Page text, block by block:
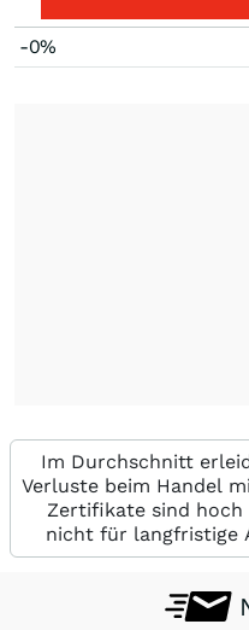
-0%
Im Durchschnitt
Verluste beim Handel
Zertifikate sind hoch
nicht für langfristige